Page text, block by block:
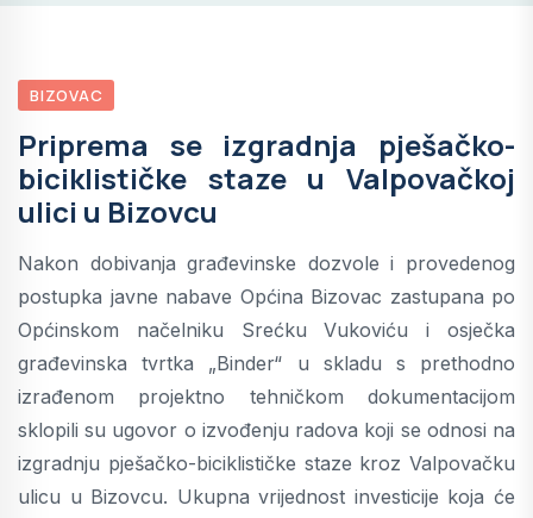
BIZOVAC
Priprema se izgradnja pješačko-
biciklističke staze u Valpovačkoj
ulici u Bizovcu
Nakon dobivanja građevinske dozvole i provedenog
postupka javne nabave Općina Bizovac zastupana po
Općinskom načelniku Srećku Vukoviću i osječka
građevinska tvrtka „Binder“ u skladu s prethodno
izrađenom projektno tehničkom dokumentacijom
sklopili su ugovor o izvođenju radova koji se odnosi na
izgradnju pješačko-biciklističke staze kroz Valpovačku
ulicu u Bizovcu. Ukupna vrijednost investicije koja će